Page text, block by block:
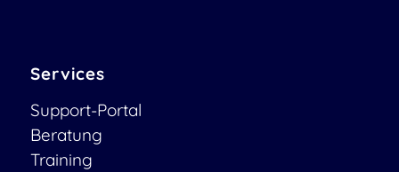
Services
Support-Portal
Beratung
Training